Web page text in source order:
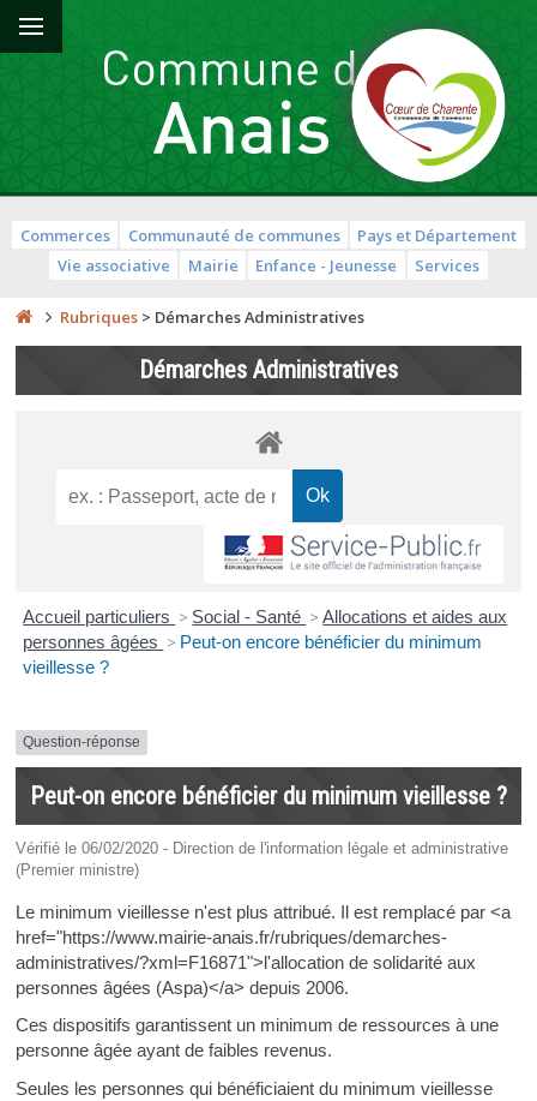
Commerces Communauté de communes
Pays et Département
Vie associative
Mairie Enfance - Jeunesse Services
Rubriques > Démarches Administratives
Démarches Administratives
Accueil particuliers > Social - Santé > Allocations et aides aux
personnes âgées > Peut-on encore bénéficier du minimum
vieillesse ?
Question-réponse
Peut-on encore bénéficier du minimum vieillesse ?
Vérifié le 06/02/2020 - Direction de l'information légale et administrative
(Premier ministre)
Le minimum vieillesse n'est plus attribué. Il est remplacé par <a
href="https://www.mairie-anais.fr/rubriques/demarches-
administratives/?xml=F16871">l'allocation de solidarité aux
personnes âgées (Aspa)</a> depuis 2006.
Ces dispositifs garantissent un minimum de ressources à une
personne âgée ayant de faibles revenus.
Seules les personnes qui bénéficiaient du minimum vieillesse